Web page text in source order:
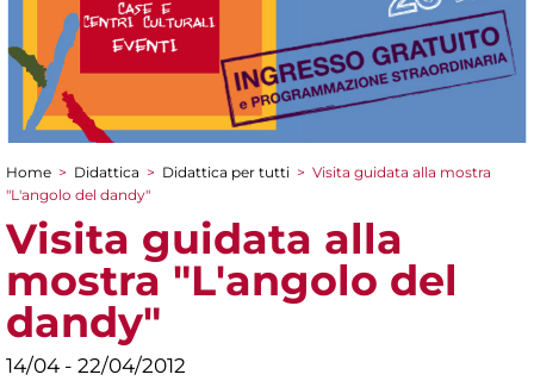
Tu sei qui
Home > Didattica > Didattica per tutti > Visita guidata alla mostra
"L'angolo del dandy"
Visita guidata alla
mostra "L'angolo del
dandy"
14/04 - 22/04/2012